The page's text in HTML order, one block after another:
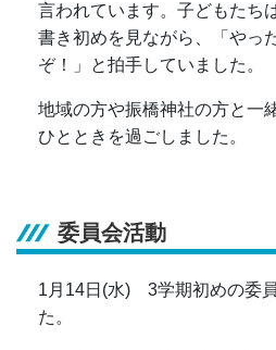
言われています。子どもたち
書き初めを見ながら、「やっ
ぞ！」と拍手していました。
地域の方や振橋神社の方と一
ひとときを過ごしました。
委員会活動
1月14日(水) 3学期初めの委
た。